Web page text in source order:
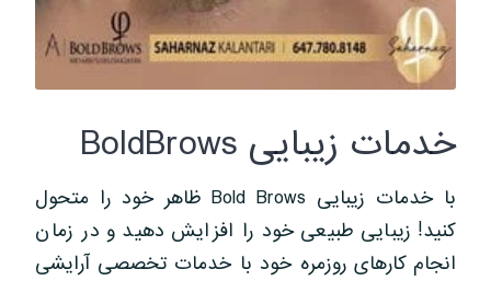
خدمات زیبایی BoldBrows
با خدمات زیبایی Bold Brows ظاهر خود را متحول
کنید! زیبایی طبیعی خود را افزایش دهید و در زمان
انجام کارهای روزمره خود با خدمات تخصصی آرایشی